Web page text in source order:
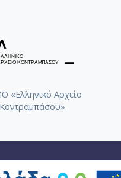
«Ελληνικό Αρχείο
Κοντραμπάσου»